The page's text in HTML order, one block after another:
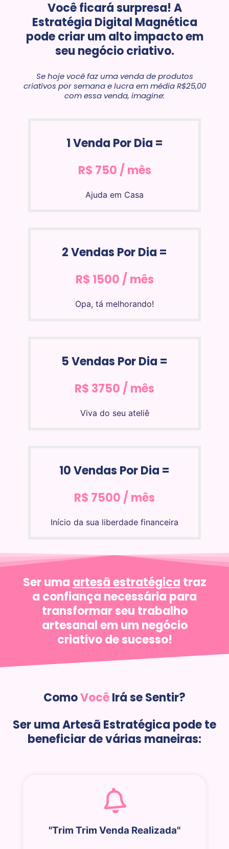
Você ficará surpresa! A
Estratégia Digital Magnética
pode criar um alto impacto em
seu negócio criativo.
Se hoje você faz uma venda de produtos
criativos por semana e lucra em média R$25,00
com essa venda, imagine:
1 Venda Por Dia =
R$ 750 / mês
Ajuda em Casa
2 Vendas Por Dia =
R$ 1500 / mês
Opa, tá melhorando!
5 Vendas Por Dia =
R$ 3750 / mês
Viva do seu ateliê
10 Vendas Por Dia =
R$ 7500 / mês
Início da sua liberdade financeira
Ser uma artesã estratégica traz
a confiança necessária para
transformar seu trabalho
artesanal em um negócio
criativo de sucesso!
ComoVocêIrá se Sentir?
Ser uma Artesã Estratégica pode te
beneficiar de várias maneiras:
"Trim Trim Venda Realizada"